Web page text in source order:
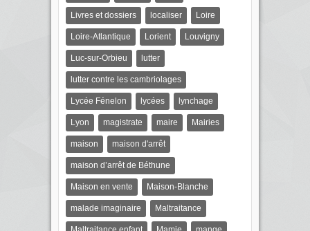
Livres et dossiers localiser Loire
Loire-Atlantique Lorient Louvigny
Luc-sur-Orbieu lutter
lutter contre les cambriolages
Lycée Fénelon lycées lynchage
Lyon magistrate maire Mairies
maison maison d'arrêt
maison d’arrêt de Béthune
Maison en vente Maison-Blanche
malade imaginaire Maltraitance